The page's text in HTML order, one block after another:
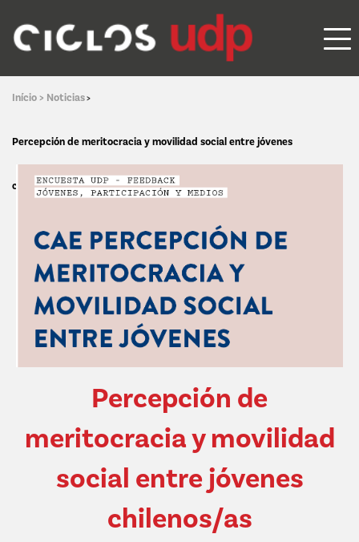
Início > Noticias>
Percepción de meritocracia y movilidad social entre jóvenes
chilenos/as
Percepción de
meritocracia y movilidad
social entre jóvenes
chilenos/as